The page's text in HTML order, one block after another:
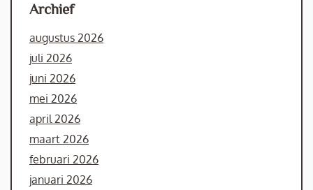
Archief
augustus 2026
juli 2026
juni 2026
mei 2026
april 2026
maart 2026
februari 2026
januari 2026